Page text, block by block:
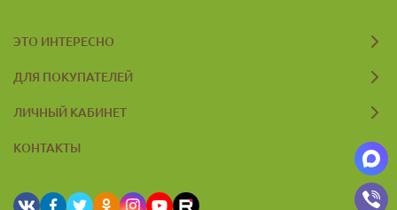
ЭТО ИНТЕРЕСНО
ДЛЯ ПОКУПАТЕЛЕЙ
ЛИЧНЫЙ КАБИНЕТ
КОНТАКТЫ